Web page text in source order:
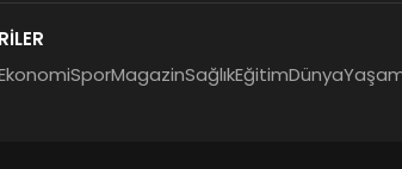
SporMagazinSağlıkEğitimDünya